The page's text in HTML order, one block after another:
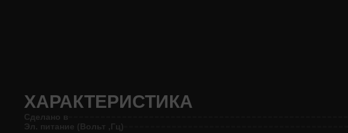
ХАРАКТЕРИСТИКА
Сделано в
Эл. питание (Вольт ,Гц)